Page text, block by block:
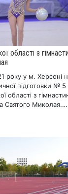
області з
року у м. Херсоні
підготовки № 5
області з
Святого Миколая.…